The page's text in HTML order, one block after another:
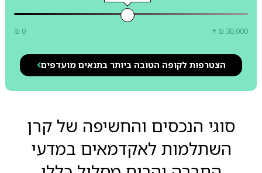
₪ 0 + ₪ 30,000
הצטרפות לקופה הטובה ביותר בתנאים מועדפים
סוגי הנכסים והחשיפה של קרן
השתלמות לאקדמאים במדעי